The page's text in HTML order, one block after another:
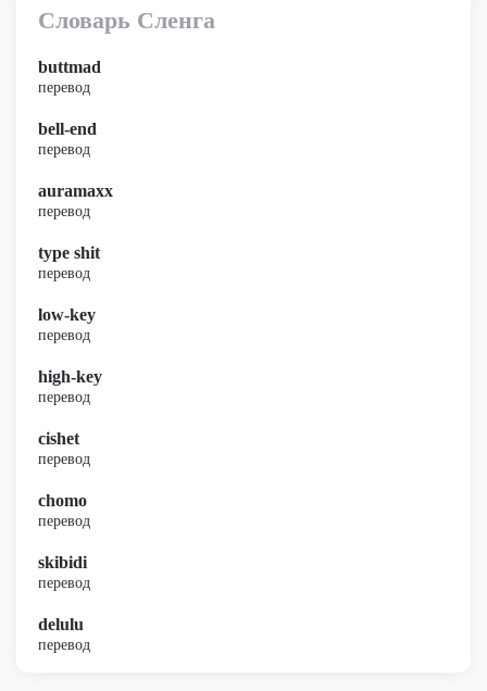
Словарь Сленга
buttmad
перевод
bell-end
перевод
auramaxx
перевод
type shit
перевод
low-key
перевод
high-key
перевод
cishet
перевод
chomo
перевод
skibidi
перевод
delulu
перевод